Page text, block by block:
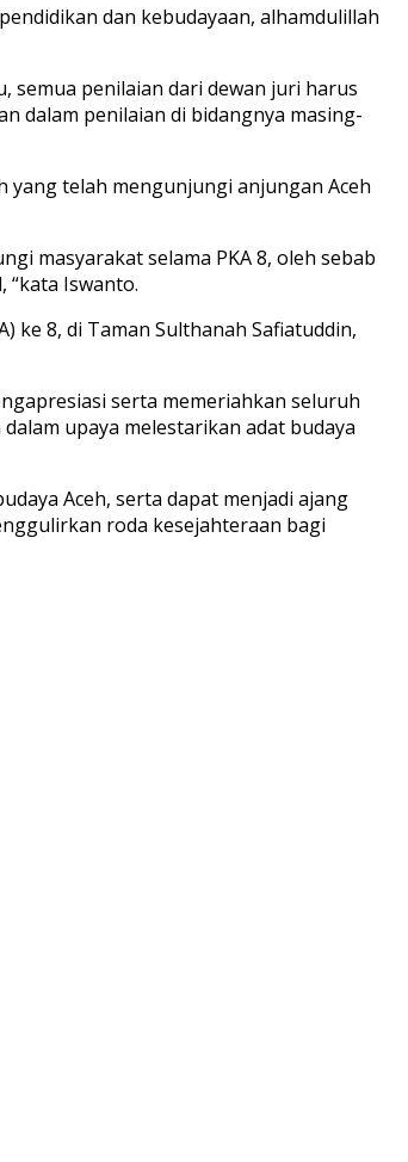
dan kebudayaan, alhamdulillah
semua penilaian dari dewan juri harus
dalam penilaian di bidangnya masing-
yang telah mengunjungi anjungan Aceh
masyarakat selama PKA 8, oleh sebab
“kata Iswanto.
ke 8, di Taman Sulthanah Safiatuddin,
serta memeriahkan seluruh
upaya melestarikan adat budaya
Aceh, serta dapat menjadi ajang
roda kesejahteraan bagi